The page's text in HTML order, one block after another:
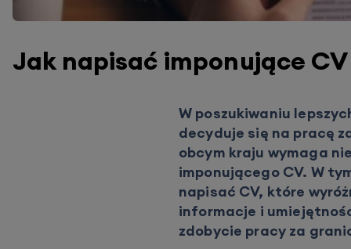
Jak napisać imponujące
W poszukiwaniu
decyduje się na pracę
obcym kraju wymaga
imponującego CV. W
napisać CV, które
informacje i
zdobycie pracy za